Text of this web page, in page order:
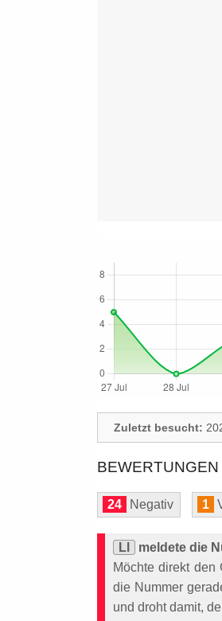
Zuletzt besucht:
24 Negativ 1
Ll
meldete die
Möchte direkt den
die Nummer
und droht damit,